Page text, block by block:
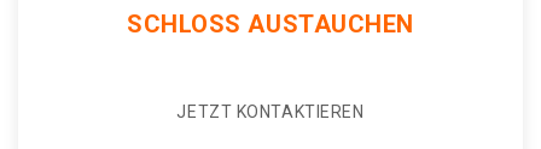
SCHLOSS AUSTAUCHEN
JETZT KONTAKTIEREN